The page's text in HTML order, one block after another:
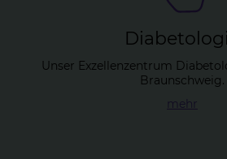
Unser Exzellenzentrum
Braunschweig.
mehr